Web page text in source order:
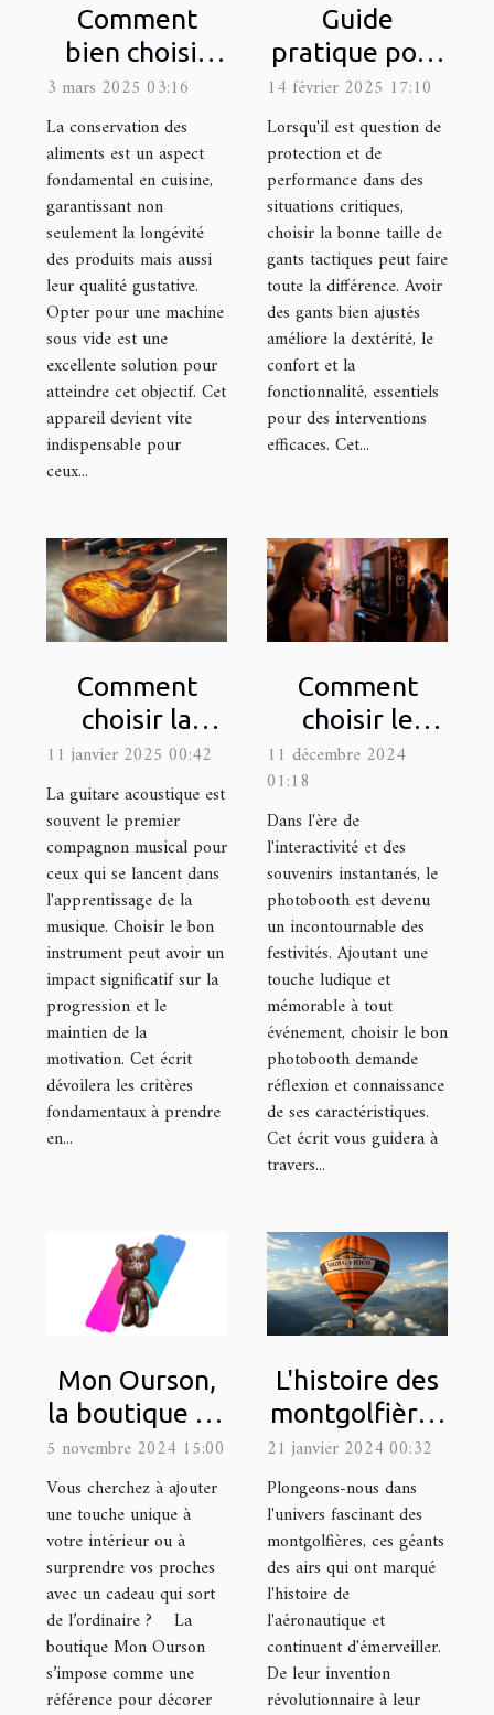
Comment
bien choisir
une machine
sous vide pour
votre cuisine
3 mars 2025 03:16
La conservation des
aliments est un aspect
fondamental en cuisine,
garantissant non
seulement la longévité
des produits mais aussi
leur qualité gustative.
Opter pour une machine
sous vide est une
excellente solution pour
atteindre cet objectif. Cet
appareil devient vite
indispensable pour
ceux...
Guide
pratique pour
choisir la taille
appropriée de
gants
tactiques
14 février 2025 17:10
Lorsqu'il est question de
protection et de
performance dans des
situations critiques,
choisir la bonne taille de
gants tactiques peut faire
toute la différence. Avoir
des gants bien ajustés
améliore la dextérité, le
confort et la
fonctionnalité, essentiels
pour des interventions
efficaces. Cet...
Comment
choisir la
meilleure
guitare
acoustique
pour
débutants
11 janvier 2025 00:42
La guitare acoustique est
souvent le premier
compagnon musical pour
ceux qui se lancent dans
l'apprentissage de la
musique. Choisir le bon
instrument peut avoir un
impact significatif sur la
progression et le
maintien de la
motivation. Cet écrit
dévoilera les critères
fondamentaux à prendre
en...
Comment
choisir le
photobooth
idéal pour
votre
prochain
événement
11 décembre 2024
01:18
Dans l'ère de
l'interactivité et des
souvenirs instantanés, le
photobooth est devenu
un incontournable des
festivités. Ajoutant une
touche ludique et
mémorable à tout
événement, choisir le bon
photobooth demande
réflexion et connaissance
de ses caractéristiques.
Cet écrit vous guidera à
travers...
Mon Ourson,
la boutique en
ligne de
référence
pour décorer
une statue
avec de la
peinture !
5 novembre 2024 15:00
Vous cherchez à ajouter
une touche unique à
votre intérieur ou à
surprendre vos proches
avec un cadeau qui sort
de l’ordinaire ? La
boutique Mon Ourson
s’impose comme une
référence pour décorer
L'histoire des
montgolfières
et leur
utilisation
moderne dans
la publicité
21 janvier 2024 00:32
Plongeons-nous dans
l'univers fascinant des
montgolfières, ces géants
des airs qui ont marqué
l'histoire de
l'aéronautique et
continuent d'émerveiller.
De leur invention
révolutionnaire à leur